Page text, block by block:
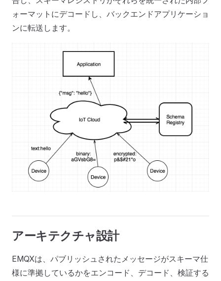
ォーマットにデコードし、バックエンドアプリケーショ
ンに転送します。
アーキテクチャ設計
EMQXは、パブリッシュされたメッセージがスキーマ仕
様に準拠しているかをエンコード、デコード、検証する